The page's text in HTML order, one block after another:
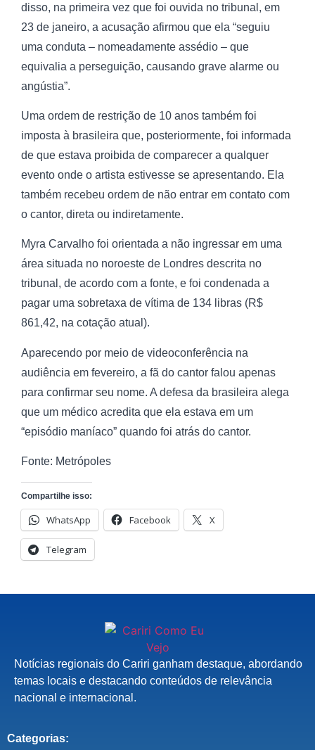
disso, na primeira vez que foi ouvida no tribunal, em
23 de janeiro, a acusação afirmou que ela “seguiu
uma conduta – nomeadamente assédio – que
equivalia a perseguição, causando grave alarme ou
angústia”.
Uma ordem de restrição de 10 anos também foi
imposta à brasileira que, posteriormente, foi informada
de que estava proibida de comparecer a qualquer
evento onde o artista estivesse se apresentando. Ela
também recebeu ordem de não entrar em contato com
o cantor, direta ou indiretamente.
Myra Carvalho foi orientada a não ingressar em uma
área situada no noroeste de Londres descrita no
tribunal, de acordo com a fonte, e foi condenada a
pagar uma sobretaxa de vítima de 134 libras (R$
861,42, na cotação atual).
Aparecendo por meio de videoconferência na
audiência em fevereiro, a fã do cantor falou apenas
para confirmar seu nome. A defesa da brasileira alega
que um médico acredita que ela estava em um
“episódio maníaco” quando foi atrás do cantor.
Fonte: Metrópoles
Compartilhe isso:
WhatsApp Facebook X
Telegram
Notícias regionais do Cariri ganham destaque, abordando
temas locais e destacando conteúdos de relevância
nacional e internacional.
Categorias: